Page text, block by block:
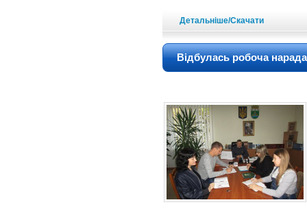
Детальніше/Скачати
Відбулась робоча